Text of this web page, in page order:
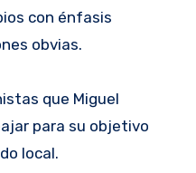
con énfasis
obvias.
que Miguel
para su objetivo
local.